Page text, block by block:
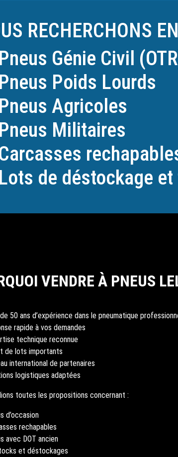
RECHERCHONS
Génie Civil
Poids Lourds
Agricoles
Militaires
de déstockage
VENDRE À PNEUS
50 ans d’expérience dans le pneumatique
rapide à vos demandes
technique reconnue
de lots importants
international de partenaires
logistiques adaptées
toutes les propositions concernant :
d’occasion
rechapables
avec DOT ancien
et déstockages